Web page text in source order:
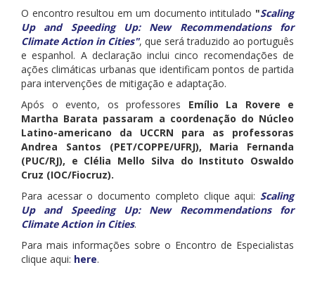
O encontro resultou em um documento intitulado "Scaling
Up and Speeding Up: New Recommendations for
Climate Action in Cities", que será traduzido ao português
e espanhol. A declaração inclui cinco recomendações de
ações climáticas urbanas que identificam pontos de partida
para intervenções de mitigação e adaptação.
Após o evento, os professores Emílio La Rovere e
Martha Barata passaram a coordenação do Núcleo
Latino-americano da UCCRN para as professoras
Andrea Santos (PET/COPPE/UFRJ), Maria Fernanda
(PUC/RJ), e Clélia Mello Silva do Instituto Oswaldo
Cruz (IOC/Fiocruz).
Para acessar o documento completo clique aqui: Scaling
Up and Speeding Up: New Recommendations for
Climate Action in Cities.
Para mais informações sobre o Encontro de Especialistas
clique aqui: here.